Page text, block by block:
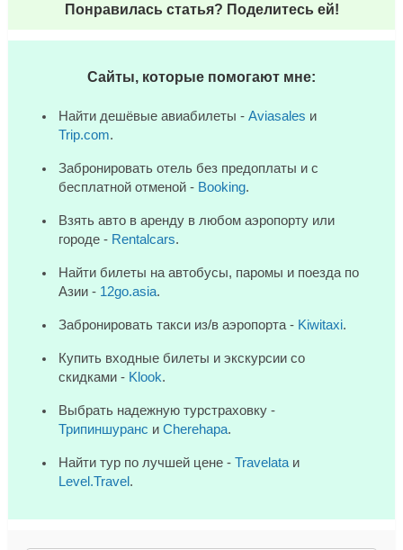
Понравилась статья? Поделитесь ей!
Сайты, которые помогают мне:
Найти дешёвые авиабилеты - Aviasales и
Trip.com.
Забронировать отель без предоплаты и с
бесплатной отменой - Booking.
Взять авто в аренду в любом аэропорту или
городе - Rentalcars.
Найти билеты на автобусы, паромы и поезда по
Азии - 12go.asia.
Забронировать такси из/в аэропорта - Kiwitaxi.
Купить входные билеты и экскурсии со
скидками - Klook.
Выбрать надежную турстраховку -
Трипиншуранс и Cherehapa.
Найти тур по лучшей цене - Travelataи
Level.Travel .